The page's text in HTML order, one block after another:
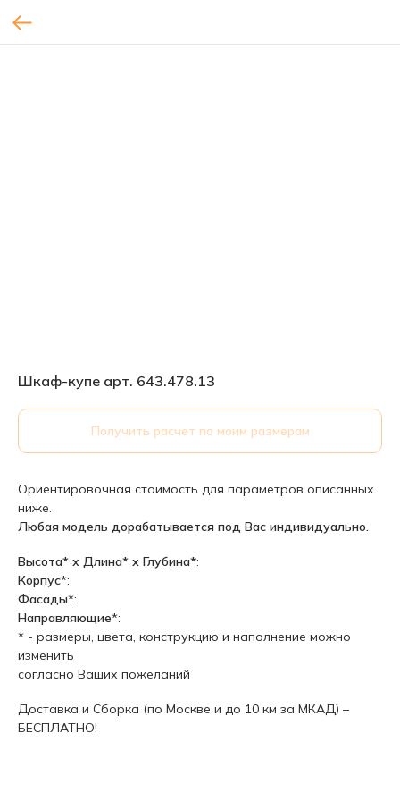
Шкаф-купе арт. 643.478.13
Получить расчет по моим размерам
Ориентировочная стоимость для параметров описанных
ниже.
Любая модель дорабатывается под Вас индивидуально.
Высота* х Длина* х Глубина*:
Корпус*:
Фасады*:
Направляющие*:
* - размеры, цвета, конструкцию и наполнение можно
изменить
согласно Ваших пожеланий
Доставка и Сборка (по Москве и до 10 км за МКАД) –
БЕСПЛАТНО!